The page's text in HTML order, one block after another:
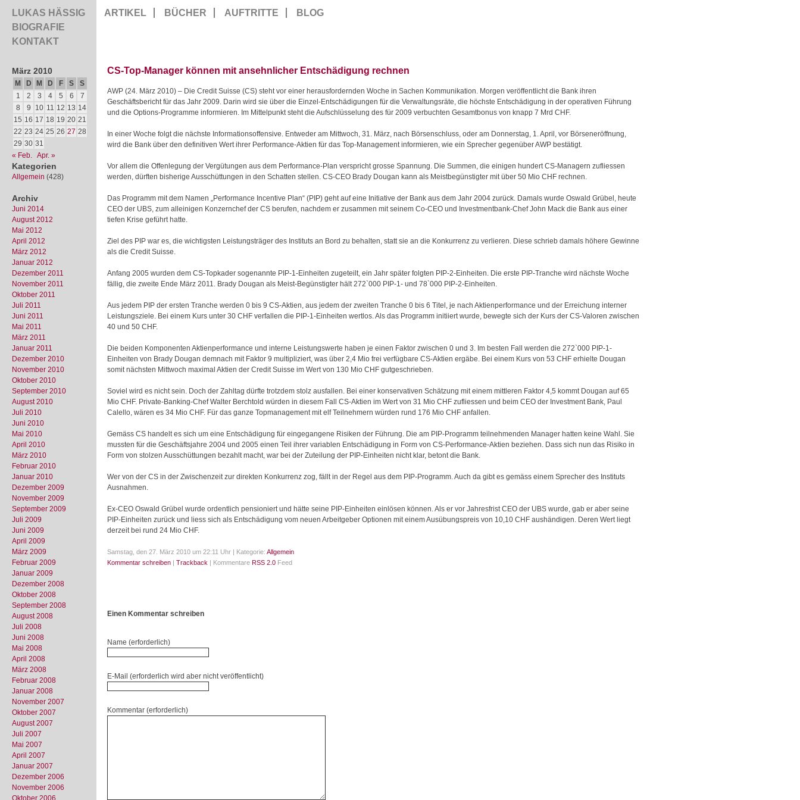
LUKAS HÄSSIG
BIOGRAFIE
KONTAKT
ARTIKEL BÜCHER AUFTRITTE BLOG
März 2010
M D M D F S
S
1
2 3 4 5 6
7
8
9 10 11 12 13 14
15 16 17 18 19 20 21
22 23 24 25 26 27 28
29 30 31
« Feb. Apr. »
Kategorien
Allgemein (428)
Archiv
Juni 2014
August 2012
Mai 2012
April 2012
März 2012
Januar 2012
Dezember 2011
November 2011
Oktober 2011
Juli 2011
Juni 2011
Mai 2011
März 2011
Januar 2011
Dezember 2010
November 2010
Oktober 2010
September 2010
August 2010
Juli 2010
Juni 2010
Mai 2010
April 2010
März 2010
Februar 2010
Januar 2010
Dezember 2009
November 2009
September 2009
Juli 2009
Juni 2009
April 2009
März 2009
Februar 2009
Januar 2009
Dezember 2008
Oktober 2008
September 2008
August 2008
Juli 2008
Juni 2008
Mai 2008
April 2008
März 2008
Februar 2008
Januar 2008
November 2007
Oktober 2007
August 2007
Juli 2007
Mai 2007
April 2007
Januar 2007
Dezember 2006
November 2006
Oktober 2006
CS-Top-Manager können mit ansehnlicher Entschädigung rechnen
AWP (24. März 2010) – Die Credit Suisse (CS) steht vor einer herausfordernden Woche in Sachen Kommunikation. Morgen veröffentlicht die Bank ihren
Geschäftsbericht für das Jahr 2009. Darin wird sie über die Einzel-Entschädigungen für die Verwaltungsräte, die höchste Entschädigung in der operativen Führung
und die Options-Programme informieren. Im Mittelpunkt steht die Aufschlüsselung des für 2009 verbuchten Gesamtbonus von knapp 7 Mrd CHF.
In einer Woche folgt die nächste Informationsoffensive. Entweder am Mittwoch, 31. März, nach Börsenschluss, oder am Donnerstag, 1. April, vor Börseneröffnung,
wird die Bank über den definitiven Wert ihrer Performance-Aktien für das Top-Management informieren, wie ein Sprecher gegenüber AWP bestätigt.
Vor allem die Offenlegung der Vergütungen aus dem Performance-Plan verspricht grosse Spannung. Die Summen, die einigen hundert CS-Managern zufliessen
werden, dürften bisherige Ausschüttungen in den Schatten stellen. CS-CEO Brady Dougan kann als Meistbegünstigter mit über 50 Mio CHF rechnen.
Das Programm mit dem Namen „Performance Incentive Plan“ (PIP) geht auf eine Initiative der Bank aus dem Jahr 2004 zurück. Damals wurde Oswald Grübel, heute
CEO der UBS, zum alleinigen Konzernchef der CS berufen, nachdem er zusammen mit seinem Co-CEO und Investmentbank-Chef John Mack die Bank aus einer
tiefen Krise geführt hatte.
Ziel des PIP war es, die wichtigsten Leistungsträger des Instituts an Bord zu behalten, statt sie an die Konkurrenz zu verlieren. Diese schrieb damals höhere Gewinne
als die Credit Suisse.
Anfang 2005 wurden dem CS-Topkader sogenannte PIP-1-Einheiten zugeteilt, ein Jahr später folgten PIP-2-Einheiten. Die erste PIP-Tranche wird nächste Woche
fällig, die zweite Ende März 2011. Brady Dougan als Meist-Begünstigter hält 272`000 PIP-1- und 78`000 PIP-2-Einheiten.
Aus jedem PIP der ersten Tranche werden 0 bis 9 CS-Aktien, aus jedem der zweiten Tranche 0 bis 6 Titel, je nach Aktienperformance und der Erreichung interner
Leistungsziele. Bei einem Kurs unter 30 CHF verfallen die PIP-1-Einheiten wertlos. Als das Programm initiiert wurde, bewegte sich der Kurs der CS-Valoren zwischen
40 und 50 CHF.
Die beiden Komponenten Aktienperformance und interne Leistungswerte haben je einen Faktor zwischen 0 und 3. Im besten Fall werden die 272`000 PIP-1-
Einheiten von Brady Dougan demnach mit Faktor 9 multipliziert, was über 2,4 Mio frei verfügbare CS-Aktien ergäbe. Bei einem Kurs von 53 CHF erhielte Dougan
somit nächsten Mittwoch maximal Aktien der Credit Suisse im Wert von 130 Mio CHF gutgeschrieben.
Soviel wird es nicht sein. Doch der Zahltag dürfte trotzdem stolz ausfallen. Bei einer konservativen Schätzung mit einem mittleren Faktor 4,5 kommt Dougan auf 65
Mio CHF. Private-Banking-Chef Walter Berchtold würden in diesem Fall CS-Aktien im Wert von 31 Mio CHF zufliessen und beim CEO der Investment Bank, Paul
Calello, wären es 34 Mio CHF. Für das ganze Topmanagement mit elf Teilnehmern würden rund 176 Mio CHF anfallen.
Gemäss CS handelt es sich um eine Entschädigung für eingegangene Risiken der Führung. Die am PIP-Programm teilnehmenden Manager hatten keine Wahl. Sie
mussten für die Geschäftsjahre 2004 und 2005 einen Teil ihrer variablen Entschädigung in Form von CS-Performance-Aktien beziehen. Dass sich nun das Risiko in
Form von stolzen Ausschüttungen bezahlt macht, war bei der Zuteilung der PIP-Einheiten nicht klar, betont die Bank.
Wer von der CS in der Zwischenzeit zur direkten Konkurrenz zog, fällt in der Regel aus dem PIP-Programm. Auch da gibt es gemäss einem Sprecher des Instituts
Ausnahmen.
Ex-CEO Oswald Grübel wurde ordentlich pensioniert und hätte seine PIP-Einheiten einlösen können. Als er vor Jahresfrist CEO der UBS wurde, gab er aber seine
PIP-Einheiten zurück und liess sich als Entschädigung vom neuen Arbeitgeber Optionen mit einem Ausübungspreis von 10,10 CHF aushändigen. Deren Wert liegt
derzeit bei rund 24 Mio CHF.
Samstag, den 27. März 2010 um 22:11 Uhr | Kategorie: Allgemein
Kommentar schreiben | Trackback | Kommentare RSS 2.0 Feed
Einen Kommentar schreiben
Name (erforderlich)
E-Mail (erforderlich wird aber nicht veröffentlicht)
Kommentar (erforderlich)